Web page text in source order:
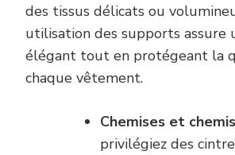
des tissus délicats ou
utilisation des supports assure
élégant tout en protégeant la
chaque vêtement.
Chemises et
privilégiez des